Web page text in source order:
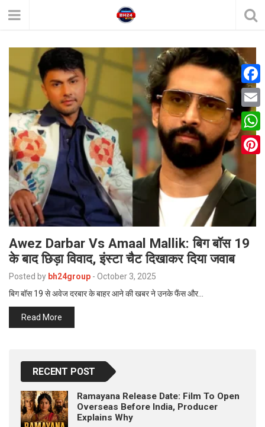
Awez Darbar Vs Amaal Mallik: बिग बॉस 19
के बाद छिड़ा विवाद, इंस्टा चैट दिखाकर दिया जवाब
Posted by bh24group - October 3, 2025
बिग बॉस 19 से अवेज दरबार के बाहर आने की खबर ने उनके फैंस और…
Read More
RECENT POST
Ramayana Release Date: Film To Open
Overseas Before India, Producer
Explains Why
F
a
c
e
k
E
m
a
W
a
t
i
n
e